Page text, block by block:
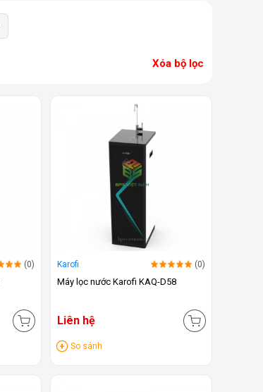
Xóa bộ lọc
(0) Karofi (0)
Máy lọc nước Karofi KAQ-D58
Liên hệ
So sánh